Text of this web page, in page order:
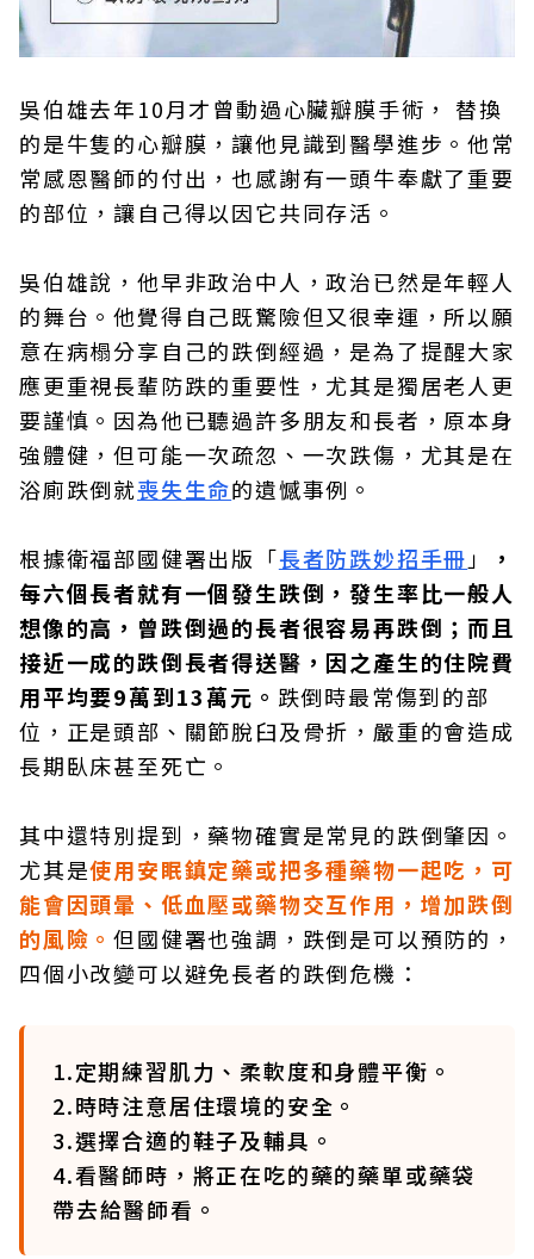
吳伯雄去年10月才曾動過心臟瓣膜手術， 替換
的是牛隻的心瓣膜，讓他見識到醫學進步。他常
常感恩醫師的付出，也感謝有一頭牛奉獻了重要
的部位，讓自己得以因它共同存活。
吳伯雄說，他早非政治中人，政治已然是年輕人
的舞台。他覺得自己既驚險但又很幸運，所以願
意在病榻分享自己的跌倒經過，是為了提醒大家
應更重視長輩防跌的重要性，尤其是獨居老人更
要謹慎。因為他已聽過許多朋友和長者，原本身
強體健，但可能一次疏忽、一次跌傷，尤其是在
浴廁跌倒就喪失生命的遺憾事例。
根據衛福部國健署出版「長者防跌妙招手冊 」
，
每六個長者就有一個發生跌倒，發生率比一般人
想像的高，曾跌倒過的長者很容易再跌倒；而且
接近一成的跌倒長者得送醫，因之產生的住院費
用平均要9萬到13萬元。 跌倒時最常傷到的部
位，正是頭部、關節脫臼及骨折，嚴重的會造成
長期臥床甚至死亡。
其中還特別提到，藥物確實是常見的跌倒肇因。
尤其是使用安眠鎮定藥或把多種藥物一起吃，可
能會因頭暈、低血壓或藥物交互作用，增加跌倒
的風險。但國健署也強調，跌倒是可以預防的，
四個小改變可以避免長者的跌倒危機：
1.定期練習肌力、柔軟度和身體平衡。
2.時時注意居住環境的安全。
3.選擇合適的鞋子及輔具。
4.看醫師時，將正在吃的藥的藥單或藥袋
帶去給醫師看。